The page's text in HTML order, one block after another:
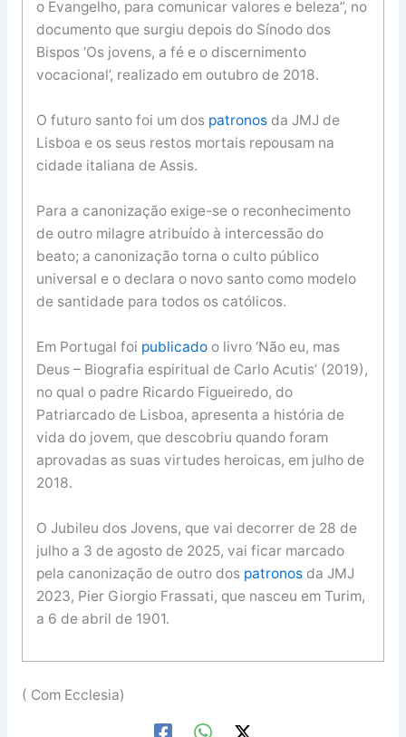
o Evangelho, para comunicar valores e beleza”, no
documento que surgiu depois do Sínodo dos
Bispos ‘Os jovens, a fé e o discernimento
vocacional’, realizado em outubro de 2018.
O futuro santo foi um dos patronos da JMJ de
Lisboa e os seus restos mortais repousam na
cidade italiana de Assis.
Para a canonização exige-se o reconhecimento
de outro milagre atribuído à intercessão do
beato; a canonização torna o culto público
universal e o declara o novo santo como modelo
de santidade para todos os católicos.
Em Portugal foi publicado o livro ‘Não eu, mas
Deus – Biografia espiritual de Carlo Acutis’ (2019),
no qual o padre Ricardo Figueiredo, do
Patriarcado de Lisboa, apresenta a história de
vida do jovem, que descobriu quando foram
aprovadas as suas virtudes heroicas, em julho de
2018.
O Jubileu dos Jovens, que vai decorrer de 28 de
julho a 3 de agosto de 2025, vai ficar marcado
pela canonização de outro dos patronos da JMJ
2023, Pier Giorgio Frassati, que nasceu em Turim,
a 6 de abril de 1901.
( Com Ecclesia)